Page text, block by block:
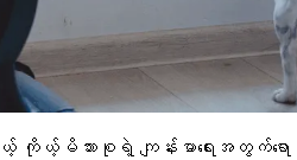
ကိုယ့်မိသားစုရဲ့ ကျန်းမာရေးအတွက်ရေ